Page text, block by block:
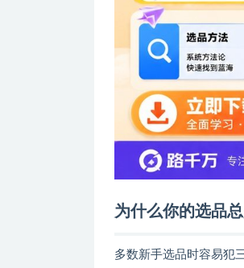
为什么你的选品
多数新手选品时容易犯